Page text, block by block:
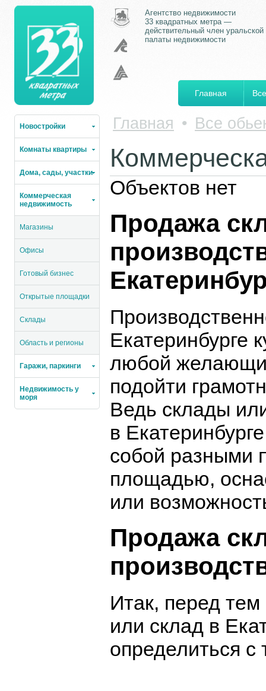
Главная
Агентство недвижимости
33 квадратных метра —
действительный член уральской
палаты недвижимости
Новостройки
Комнаты квартиры
Дома, сады, участки
Коммерческая
недвижимость
Магазины
Офисы
Готовый бизнес
Открытые площадки
Склады
Область и регионы
Гаражи, паркинги
Недвижимость у
моря
Главная • Все
Объектов нет
Продажа
Екатеринбурге
любой
подойти
Ведь склады
в
собой разными
площадью,
или
Продажа
Итак, перед
или склад в
определиться